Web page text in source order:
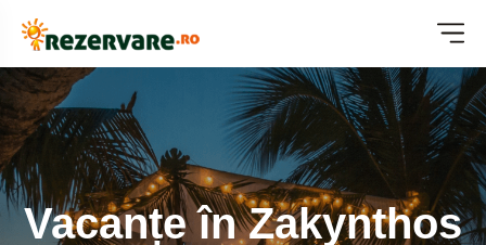
Vacanțe în Zakynthos